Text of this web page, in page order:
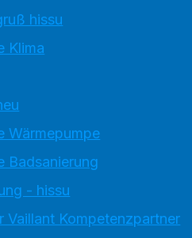
hissu
Klima
Wärmepumpe
Badsanierung
- hissu
Vaillant Kompetenzpartner